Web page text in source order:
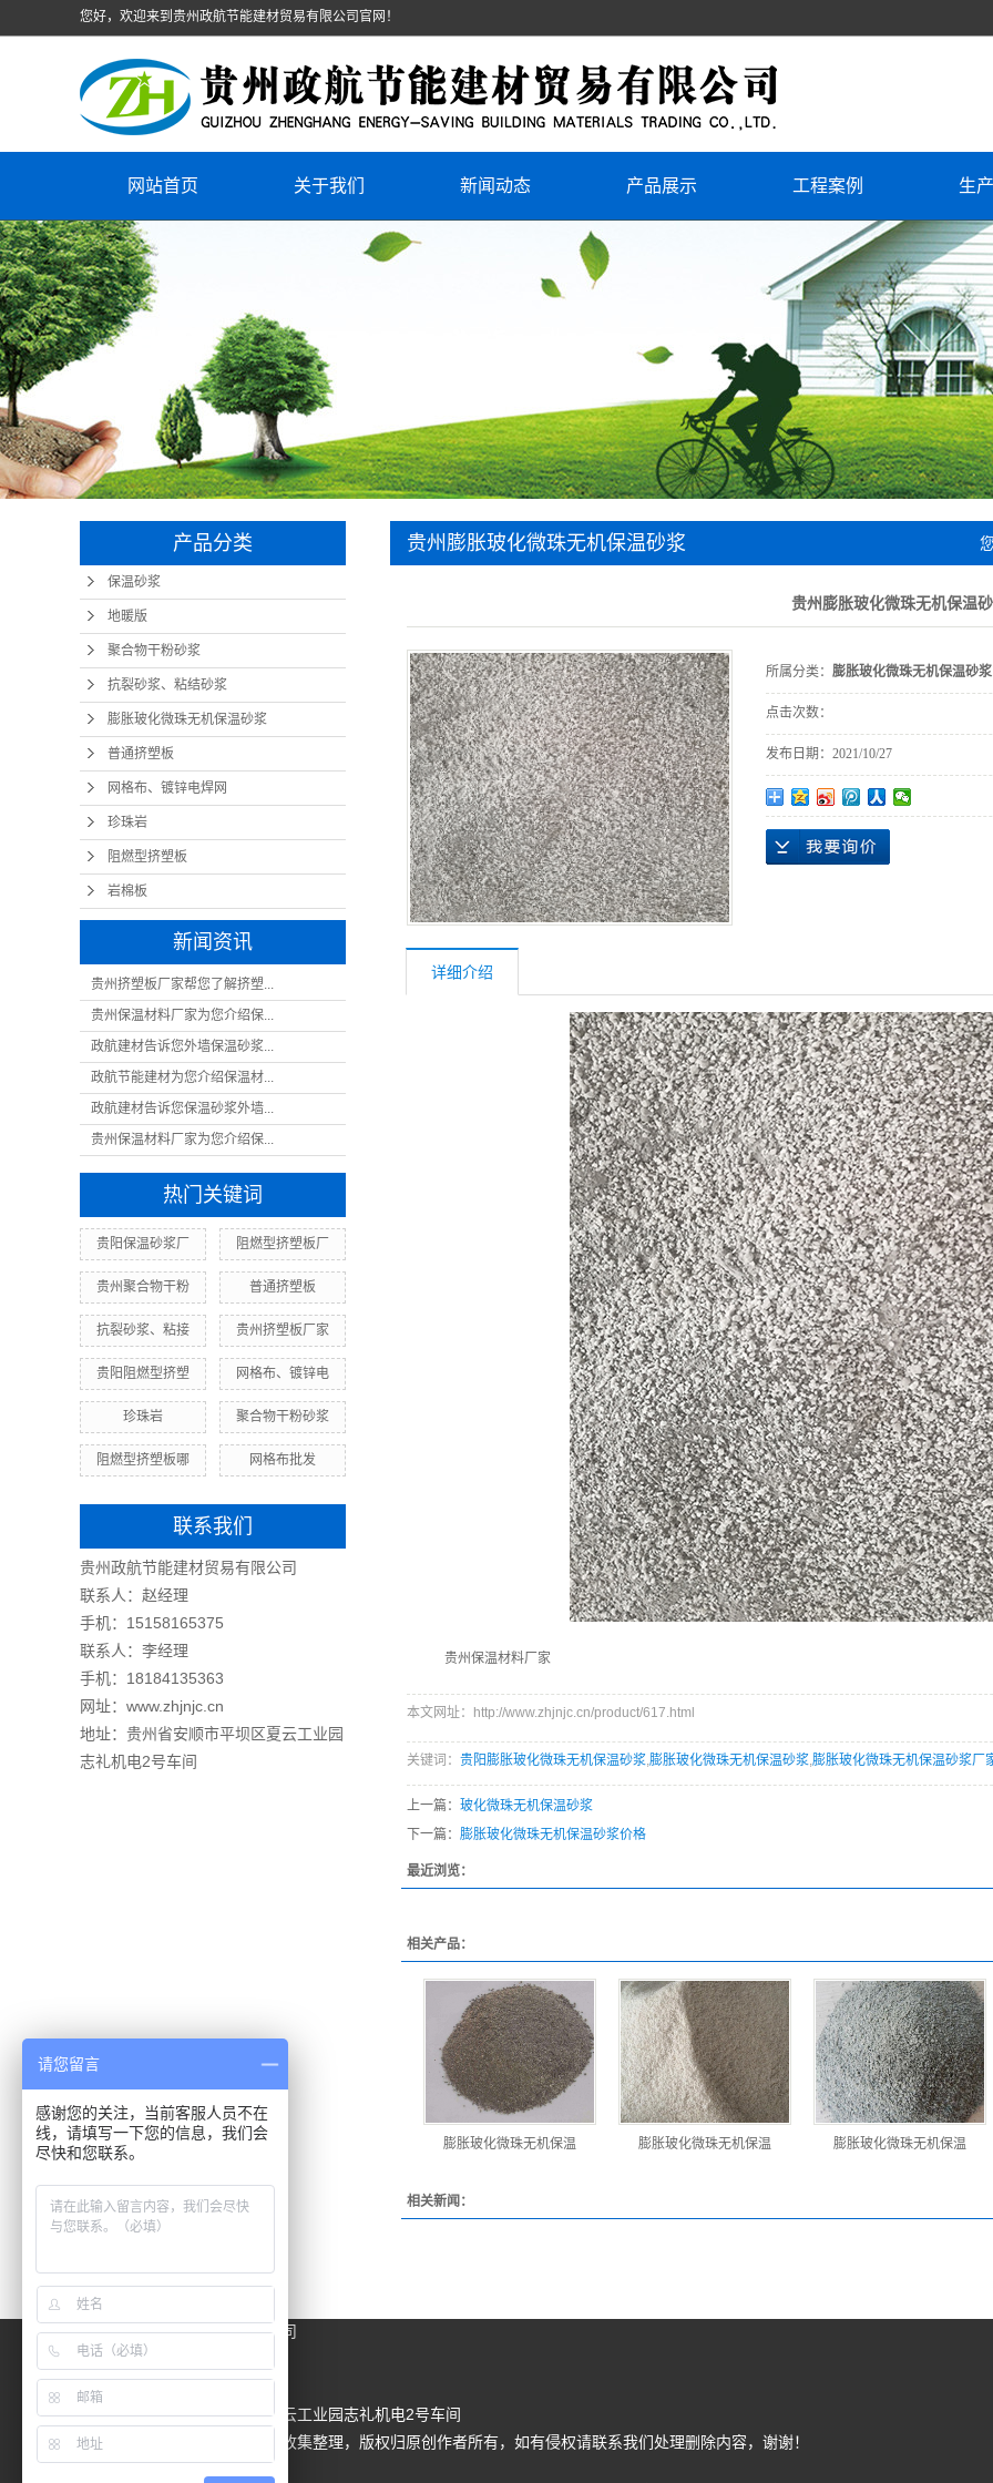
您好，欢迎来到贵州政航节能建材贸易有限公司官网！
网站首页 关于我们 新闻动态 产品展示
抗裂砂浆、粘结砂浆
膨胀玻化微珠无机保温砂浆
普通挤塑板
网格布、镀锌电焊网
珍珠岩
工程案例
工程案例
生
产品分类
保温砂浆
地暖版
聚合物干粉砂浆
抗裂砂浆、粘结砂浆
膨胀玻化微珠无机保温砂浆
普通挤塑板
网格布、镀锌电焊网
珍珠岩
阻燃型挤塑板
岩棉板
新闻资讯
贵州挤塑板厂家帮您了解挤塑...
贵州保温材料厂家为您介绍保...
政航建材告诉您外墙保温砂浆...
政航节能建材为您介绍保温材...
政航建材告诉您保温砂浆外墙...
贵州保温材料厂家为您介绍保...
热门关键词
贵阳保温砂浆厂 阻燃型挤塑板厂
贵州聚合物干粉 普通挤塑板
抗裂砂浆、粘接 贵州挤塑板厂家
贵阳阻燃型挤塑 网格布、镀锌电
珍珠岩 聚合物干粉砂浆
阻燃型挤塑板哪 网格布批发
联系我们
贵州政航节能建材贸易有限公司
联系人：赵经理
手机： 15158165375
联系人：李经理
手机：18184135363
网址：www.zhjnjc.cn
地址：贵州省安顺市平坝区夏云工业园
志礼机电2号车间
贵州膨胀玻化微珠无机保温砂浆
贵州膨胀玻化微珠无机保温
所属分类： 膨胀玻化微珠无机保温砂浆
点击次数：
发布日期： 2021/10/27
详细介绍
贵州保温材料厂家
本文网址：http://www.zhjnjc.cn/product/617.html
关键词： 贵阳膨胀玻化微珠无机保温砂浆,膨胀玻化微珠无机保温砂浆,膨胀玻化微珠无机保温砂浆厂
上一篇： 玻化微珠无机保温砂浆
下一篇： 膨胀玻化微珠无机保温砂浆价格
最近浏览：
相关产品：
膨胀玻化微珠无机保温 膨胀玻化微珠无机保温 膨胀玻化微珠无机保温
相关新闻：
贵州政航节能建材贸易有限公司
15158165375 （赵经理）
18184135363（李经理）
地址：贵州省安顺市平坝区夏云工业园志礼机电2号车间
免责声明：本站内容由互联网收集整理，版权归原创作者所有，如有侵权请联系我们处理删除内容，谢谢！
请您留言
感谢您的关注，当前客服人员不在
线，请填写一下您的信息，我们会
尽快和您联系。